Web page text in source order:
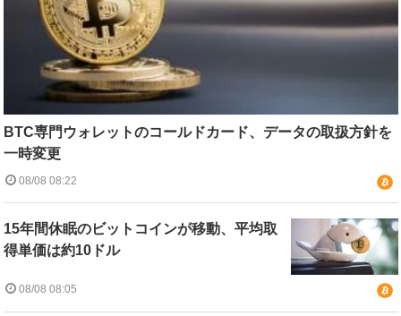
BTC専門ウォレットのコールドカード、データの取扱方針を
一時変更
08/08 08:22
15年間休眠のビットコインが移動、平均取
得単価は約10ドル
08/08 08:05